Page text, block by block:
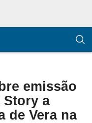
emissão
Story a
de Vera na